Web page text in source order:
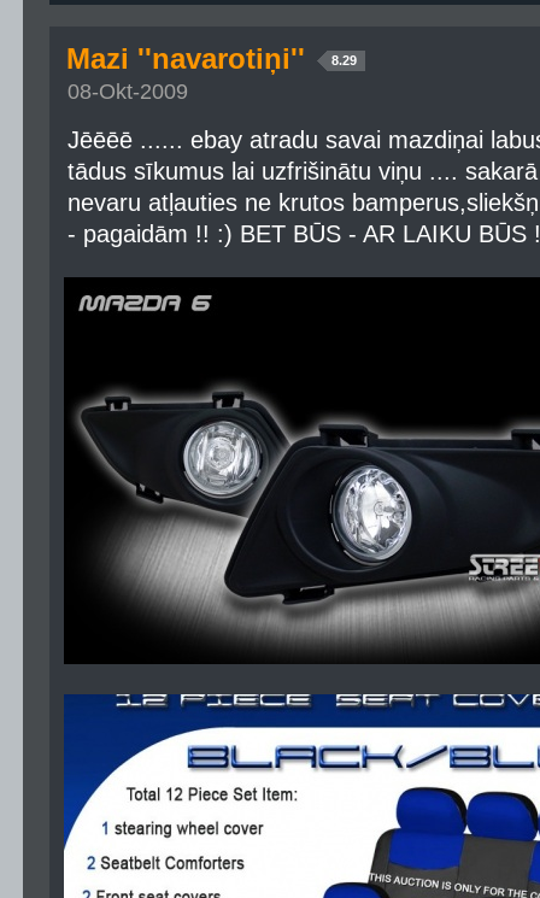
Mazi ''navarotiņi'' 8.29
08-Okt-2009
Jēēēē ...... ebay atradu savai mazdiņai
tādus sīkumus lai uzfrišinātu viņu ....
nevaru atļauties ne krutos
- pagaidām !! :) BET BŪS - AR LAIKU BŪS